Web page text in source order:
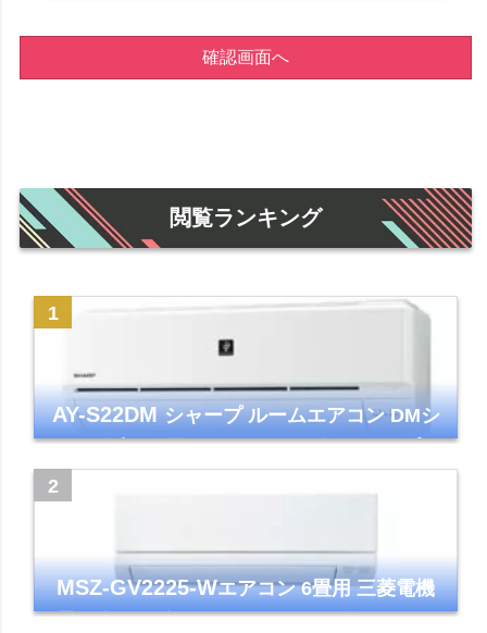
確認画面へ
閲覧ランキング
AY-S22DMシャープ ルームエアコン DMシ
リーズ 主に6畳 ホワイト 2024年モデル プラ
MSZ-GV2225-Wエアコン 6畳用 三菱電機
霧ヶ峰 2025年モデル GVシリーズ ピュアホ